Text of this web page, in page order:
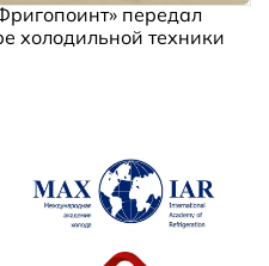
передал
холодильной техники